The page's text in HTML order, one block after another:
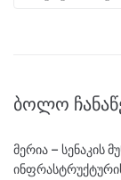
ᲑᲝᲚᲝ
მერია – სენაკის